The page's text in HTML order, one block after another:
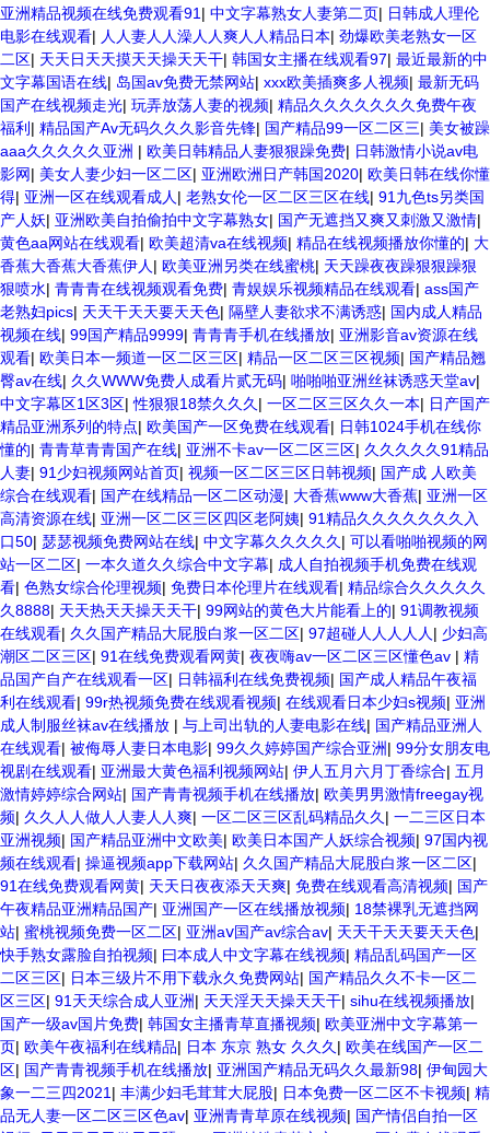
亚洲精品视频在线免费观看91 | 中文字幕熟女人妻第二页| 日韩成人理伦
电影在线观看| 人人妻人人澡人人爽人人精品日本| 劲爆欧美老熟女一区
二区| 天天日天天摸天天操天天干| 韩国女主播在线观看97| 最近最新的中
文字幕国语在线| 岛国av免费无禁网站| xxx欧美插爽多人视频| 最新无码
国产在线视频走光| 玩弄放荡人妻的视频| 精品久久久久久久久免费午夜
福利 | 精品国产Av无码久久久影音先锋| 国产精品99一区二区三| 美女被躁
aaa久久久久久亚洲 | 欧美日韩精品人妻狠狠躁免费| 日韩激情小说av电
影网| 美女人妻少妇一区二区| 亚洲欧洲日产韩国2020| 欧美日韩在线你懂
得| 亚洲一区在线观看成人 | 老熟女伦一区二区三区在线| 91九色ts另类国
产人妖| 亚洲欧美自拍偷拍中文字幕熟女| 国产无遮挡又爽又刺激又激情|
黄色aa网站在线观看| 欧美超清va在线视频| 精品在线视频播放你懂的| 大
香蕉大香蕉大香蕉伊人 | 欧美亚洲另类在线蜜桃| 天天躁夜夜躁狠狠躁狠
狠喷水| 青青青在线视频观看免费| 青娱娱乐视频精品在线观看| ass国产
老熟妇pics| 天天干天天要天天色| 隔壁人妻欲求不满诱惑| 国内成人精品
视频在线| 99国产精品9999| 青青青手机在线播放| 亚洲影音av资源在线
观看| 欧美日本一频道一区二区三区| 精品一区二区三区视频| 国产精品翘
臀av在线| 久久WWW免费人成看片贰无码| 啪啪啪亚洲丝袜诱惑天堂av|
中文字幕区1区3区|性狠狠18禁久久久 | 一区二区三区久久一本| 日产国产
精品亚洲系列的特点| 欧美国产一区免费在线观看| 日韩1024手机在线你
懂的| 青青草青青国产在线| 亚洲不卡av一区二区三区| 久久久久久91精品
人妻| 91少妇视频网站首页| 视频一区二区三区日韩视频| 国产成 人欧美
综合在线观看| 国产在线精品一区二区动漫| 大香蕉www大香蕉| 亚洲一区
高清资源在线| 亚洲一区二区三区四区老阿姨| 91精品久久久久久久久入
口50| 瑟瑟视频免费网站在线| 中文字幕久久久久久 | 可以看啪啪视频的网
站一区二区| 一本久道久久综合中文字幕| 成人自拍视频手机免费在线观
看| 色熟女综合伦理视频| 免费日本伦理片在线观看| 精品综合久久久久久
久8888| 天天热天天操天天干| 99网站的黄色大片能看上的| 91调教视频
在线观看| 久久国产精品大屁股白浆一区二区| 97超碰人人人人人 | 少妇高
潮区二区三区| 91在线免费观看网黄| 夜夜嗨av一区二区三区懂色av | 精
品国产自产在线观看一区| 日韩福利在线免费视频| 国产成人精品午夜福
利在线观看| 99r热视频免费在线观看视频| 在线观看日本少妇s视频| 亚洲
成人制服丝袜av在线播放 | 与上司出轨的人妻电影在线| 国产精品亚洲人
在线观看| 被侮辱人妻日本电影| 99久久婷婷国产综合亚洲| 99分女朋友电
视剧在线观看| 亚洲最大黄色福利视频网站| 伊人五月六月丁香综合| 五月
激情婷婷综合网站| 国产青青视频手机在线播放| 欧美男男激情freegay视
频| 久久人人做人人妻人人爽| 一区二区三区乱码精品久久 | 一二三区日本
亚洲视频| 国产精品亚洲中文欧美| 欧美日本国产人妖综合视频| 97国内视
频在线观看| 操逼视频app下载网站| 久久国产精品大屁股白浆一区二区|
91在线免费观看网黄| 天天日夜夜添天天爽| 免费在线观看高清视频| 国产
午夜精品亚洲精品国产| 亚洲国产一区在线播放视频| 18禁裸乳无遮挡网
站| 蜜桃视频免费一区二区| 亚洲aⅴ国产av综合av| 天天干天天要天天色|
快手熟女露脸自拍视频| 曰本成人中文字幕在线视频| 精品乱码国产一区
二区三区| 日本三级片不用下载永久免费网站| 国产精品久久不卡一区二
区三区| 91天天综合成人亚洲| 天天淫天天操天天干| sihu在线视频播放|
国产一级av国片免费| 韩国女主播青草直播视频| 欧美亚洲中文字幕第一
页| 欧美午夜福利在线精品| 日本 东京 熟女 久久久 | 欧美在线国产一区二
区| 国产青青视频手机在线播放| 亚洲国产精品无码久久最新98| 伊甸园大
象一二三四2021 | 丰满少妇毛茸茸大屁股| 日本免费一区二区不卡视频| 精
品无人妻一区二区三区色av| 亚洲青青草原在线视频| 国产情侣自拍一区